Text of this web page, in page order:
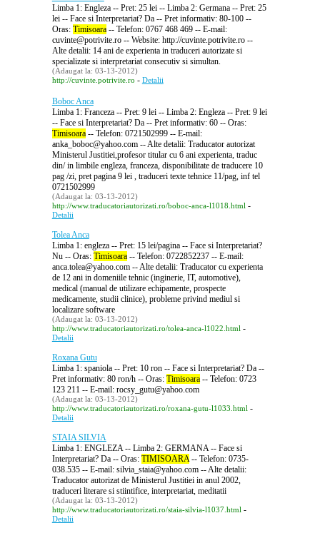
Limba 1: Engleza -- Pret: 25 lei -- Limba 2: Germana -- Pret: 25
lei -- Face si Interpretariat? Da -- Pret informativ: 80-100 --
Oras: Timisoara-- Telefon: 0767 468 469 -- E-mail:
cuvinte@potrivite.ro -- Website: http://cuvinte.potrivite.ro --
Alte detalii: 14 ani de experienta in traduceri autorizate si
specializate si interpretariat consecutiv si simultan.
(Adaugat la: 03-13-2012)
http://cuvinte.potrivite.ro - Detalii
Boboc Anca
Limba 1: Franceza -- Pret: 9 lei -- Limba 2: Engleza -- Pret: 9 lei
-- Face si Interpretariat? Da -- Pret informativ: 60 -- Oras:
Timisoara-- Telefon: 0721502999 -- E-mail:
anka_boboc@yahoo.com -- Alte detalii: Traducator autorizat
Ministerul Justitiei,profesor titular cu 6 ani experienta, traduc
din/ in limbile engleza, franceza, disponibilitate de traducere 10
pag /zi, pret pagina 9 lei , traduceri texte tehnice 11/pag, inf tel
0721502999
(Adaugat la: 03-13-2012)
http://www.traducatoriautorizati.ro/boboc-anca-l1018.html-
Detalii
Tolea Anca
Limba 1: engleza -- Pret: 15 lei/pagina -- Face si Interpretariat?
Nu -- Oras: Timisoara-- Telefon: 0722852237 -- E-mail:
anca.tolea@yahoo.com -- Alte detalii: Traducator cu experienta
de 12 ani in domeniile tehnic (inginerie, IT, automotive),
medical (manual de utilizare echipamente, prospecte
medicamente, studii clinice), probleme privind mediul si
localizare software
(Adaugat la: 03-13-2012)
http://www.traducatoriautorizati.ro/tolea-anca-l1022.html-
Detalii
Roxana Gutu
Limba 1: spaniola -- Pret: 10 ron -- Face si Interpretariat? Da --
Pret informativ: 80 ron/h -- Oras: Timisoara-- Telefon: 0723
123 211 -- E-mail: rocsy_gutu@yahoo.com
(Adaugat la: 03-13-2012)
http://www.traducatoriautorizati.ro/roxana-gutu-l1033.html-
Detalii
STAIA SILVIA
Limba 1: ENGLEZA -- Limba 2: GERMANA -- Face si
Interpretariat? Da -- Oras: TIMISOARA-- Telefon: 0735-
038.535 -- E-mail: silvia_staia@yahoo.com -- Alte detalii:
Traducator autorizat de Ministerul Justitiei in anul 2002,
traduceri literare si stiintifice, interpretariat, meditatii
(Adaugat la: 03-13-2012)
http://www.traducatoriautorizati.ro/staia-silvia-l1037.html-
Detalii